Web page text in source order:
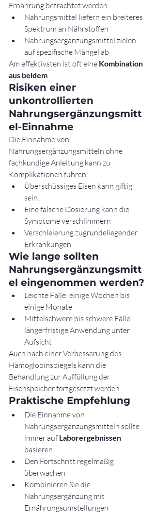
Ernährung betrachtet werden.
Nahrungsmittel liefern ein breiteres
Spektrum an Nährstoffen
Nahrungsergänzungsmittel zielen
auf spezifische Mängel ab
Am effektivsten ist oft eine Kombination
aus beidem .
Risiken einer
unkontrollierten
Nahrungsergänzungsmitt
el-Einnahme
Die Einnahme von
Nahrungsergänzungsmitteln ohne
fachkundige Anleitung kann zu
Komplikationen führen:
Überschüssiges Eisen kann giftig
sein.
Eine falsche Dosierung kann die
Symptome verschlimmern
Verschleierung zugrundeliegender
Erkrankungen
Wie lange sollten
Nahrungsergänzungsmitt
el eingenommen werden?
Leichte Fälle: einige Wochen bis
einige Monate
Mittelschwere bis schwere Fälle:
längerfristige Anwendung unter
Aufsicht
Auch nach einer Verbesserung des
Hämoglobinspiegels kann die
Behandlung zur Auffüllung der
Eisenspeicher fortgesetzt werden.
Praktische Empfehlung
Die Einnahme von
Nahrungsergänzungsmitteln sollte
immer auf Laborergebnissen
basieren.
Den Fortschritt regelmäßig
überwachen
Kombinieren Sie die
Nahrungsergänzung mit
Ernährungsumstellungen